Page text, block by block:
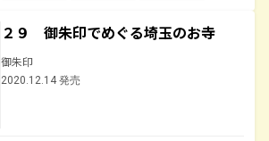
２９ 御朱印でめぐる埼玉のお寺
御朱印
2020.12.14 発売